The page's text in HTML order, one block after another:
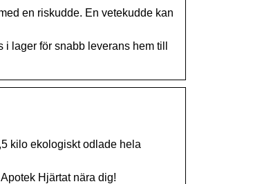
en riskudde. En vetekudde kan
lager för snabb leverans hem till
kilo ekologiskt odlade hela
Hjärtat nära dig!